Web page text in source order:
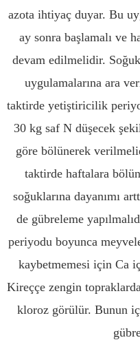
azota ihtiyaç duyar. Bu
ay sonra başlamalı ve
devam edilmelidir.
uygulamalarına ara
taktirde yetiştiricilik
30 kg saf N düşecek
göre bölünerek
taktirde haftalara
soğuklarına dayanımı
de gübreleme
periyodu boyunca
kaybetmemesi için Ca
Kireççe zengin
kloroz görülür. Bunun